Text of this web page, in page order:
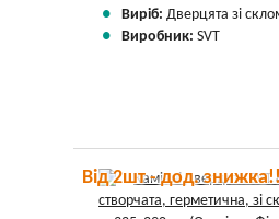
Виріб: Дверцята зі
Виробник: SVT
Від 2шт - дод.